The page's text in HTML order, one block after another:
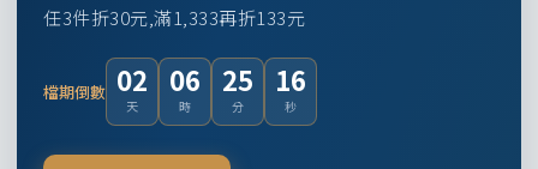
任3件折30元,滿1,333再折133元
檔期倒數 02
天
06
時
25
分
15
秒